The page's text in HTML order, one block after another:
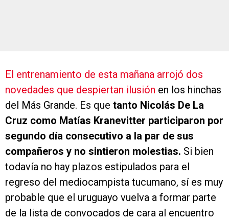
El entrenamiento de esta mañana arrojó dos
novedades que despiertan ilusión en los hinchas
del Más Grande. Es que tanto Nicolás De La
Cruz como Matías Kranevitter participaron por
segundo día consecutivo a la par de sus
compañeros y no sintieron molestias. Si bien
todavía no hay plazos estipulados para el
regreso del mediocampista tucumano, sí es muy
probable que el uruguayo vuelva a formar parte
de la lista de convocados de cara al encuentro